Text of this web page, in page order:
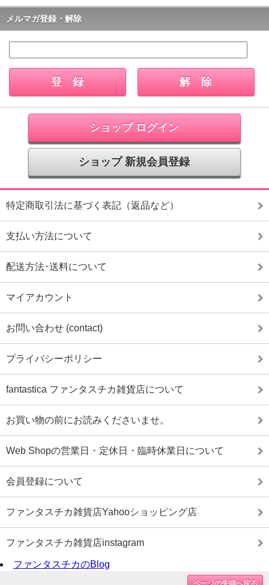
メルマガ登録・解除
ショップ ログイン
ショップ 新規会員登録
特定商取引法に基づく表記（返品など）
支払い方法について
配送方法･送料について
マイアカウント
お問い合わせ (contact)
プライバシーポリシー
fantastica ファンタスチカ雑貨店について
お買い物の前にお読みくださいませ。
Web Shopの営業日・定休日・臨時休業日について
会員登録について
ファンタスチカ雑貨店Yahooショッピング店
ファンタスチカ雑貨店instagram
ファンタスチカのBlog
ページの先頭へ戻る